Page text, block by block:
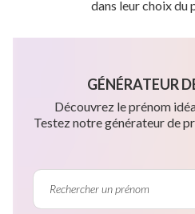
dans leur choix du
GÉNÉRATEUR
Découvrez le prénom
Testez notre générateur de